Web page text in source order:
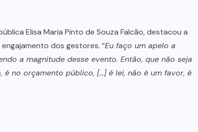
Elisa Maria Pinto de Souza Falcão, destacou a
dos gestores. “Eu faço um apelo a
a magnitude desse evento. Então, que não seja
no orçamento público, […] é lei, não é um favor, é